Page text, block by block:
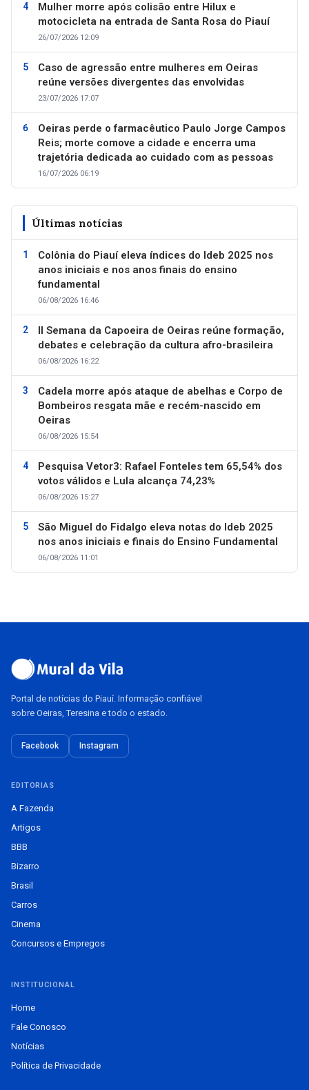
Mulher morre após colisão entre Hilux e
motocicleta na entrada de Santa Rosa do Piauí
26/07/2026 12:09
Caso de agressão entre mulheres em Oeiras
reúne versões divergentes das envolvidas
23/07/2026 17:07
Oeiras perde o farmacêutico Paulo Jorge Campos
Reis; morte comove a cidade e encerra uma
trajetória dedicada ao cuidado com as pessoas
16/07/2026 06:19
Últimas notícias
Colônia do Piauí eleva índices do Ideb 2025 nos
anos iniciais e nos anos finais do ensino
fundamental
06/08/2026 16:46
II Semana da Capoeira de Oeiras reúne formação,
debates e celebração da cultura afro-brasileira
06/08/2026 16:22
Cadela morre após ataque de abelhas e Corpo de
Bombeiros resgata mãe e recém-nascido em
Oeiras
06/08/2026 15:54
Pesquisa Vetor3: Rafael Fonteles tem 65,54% dos
votos válidos e Lula alcança 74,23%
06/08/2026 15:27
São Miguel do Fidalgo eleva notas do Ideb 2025
nos anos iniciais e finais do Ensino Fundamental
06/08/2026 11:01
Portal de notícias do Piauí. Informação confiável
sobre Oeiras, Teresina e todo o estado.
Facebook Instagram
EDITORIAS
A Fazenda
Artigos
BBB
Bizarro
Brasil
Carros
Cinema
Concursos e Empregos
INSTITUCIONAL
Home
Fale Conosco
Notícias
Política de Privacidade